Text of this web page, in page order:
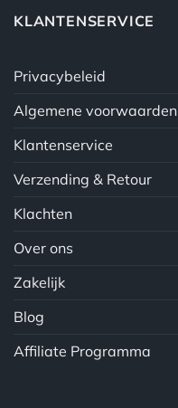
KLANTENSERVICE
Privacybeleid
Algemene voorwaarden
Klantenservice
Verzending & Retour
Klachten
Over ons
Zakelijk
Blog
Affiliate Programma